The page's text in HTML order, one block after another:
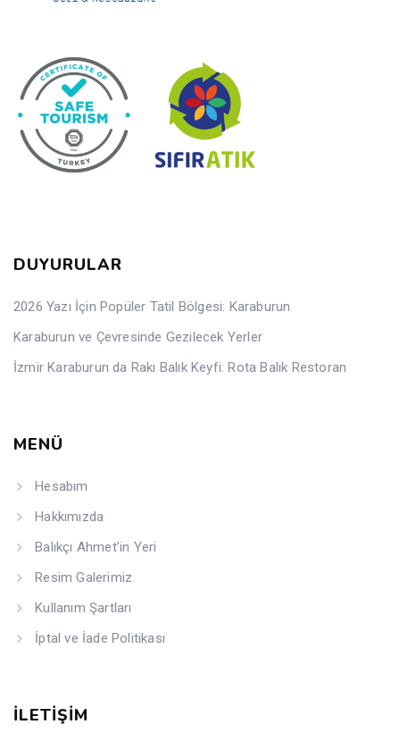
DUYURULAR
2026 Yazı İçin Popüler Tatil Bölgesi: Karaburun
Karaburun ve Çevresinde Gezilecek Yerler
İzmir Karaburun da Rakı Balık Keyfi: Rota Balık Restoran
MENÜ
Hesabım
Hakkımızda
Balıkçı Ahmet’in Yeri
Resim Galerimiz
Kullanım Şartları
İptal ve İade Politikası
İLETİŞİM